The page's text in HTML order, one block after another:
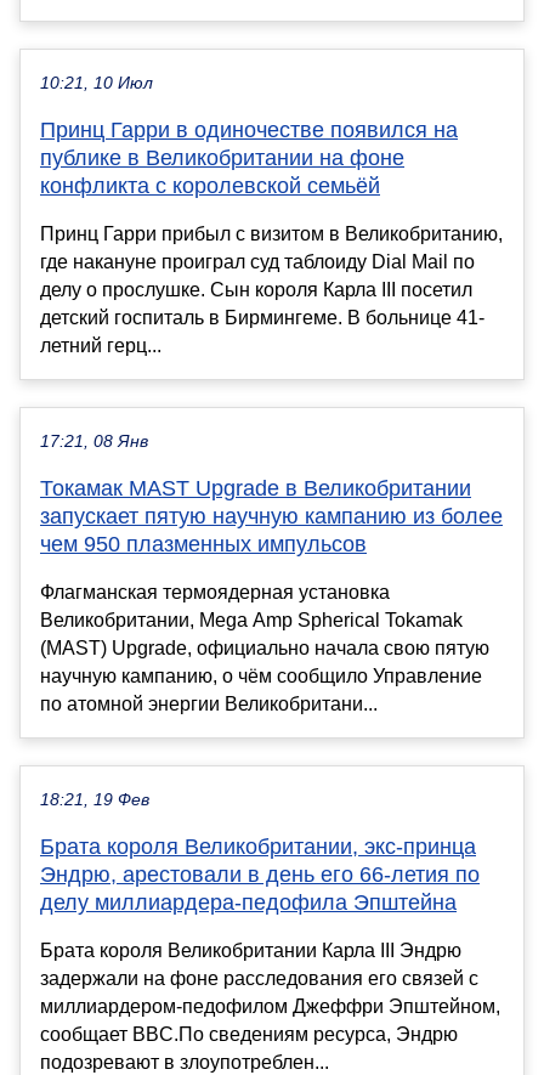
10:21, 10 Июл
Принц Гарри в одиночестве появился на
публике в Великобритании на фоне
конфликта с королевской семьёй
Принц Гарри прибыл с визитом в Великобританию,
где накануне проиграл суд таблоиду Dial Mail по
делу о прослушке. Сын короля Карла III посетил
детский госпиталь в Бирмингеме. В больнице 41-
летний герц...
17:21, 08 Янв
Токамак MAST Upgrade в Великобритании
запускает пятую научную кампанию из более
чем 950 плазменных импульсов
Флагманская термоядерная установка
Великобритании, Mega Amp Spherical Tokamak
(MAST) Upgrade, официально начала свою пятую
научную кампанию, о чём сообщило Управление
по атомной энергии Великобритани...
18:21, 19 Фев
Брата короля Великобритании, экс-принца
Эндрю, арестовали в день его 66-летия по
делу миллиардера-педофила Эпштейна
Брата короля Великобритании Карла III Эндрю
задержали на фоне расследования его связей с
миллиардером-педофилом Джеффри Эпштейном,
сообщает BBC.По сведениям ресурса, Эндрю
подозревают в злоупотреблен...